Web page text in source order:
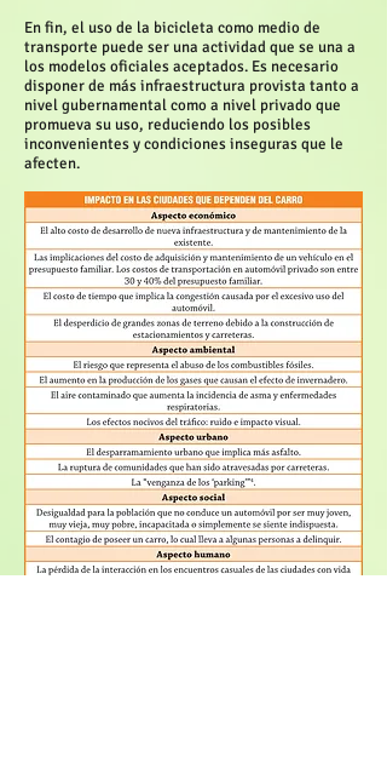
En fin, el uso de la bicicleta como medio de
transporte puede ser una actividad que se una a
los modelos oficiales aceptados. Es necesario
disponer de más infraestructura provista tanto a
nivel gubernamental como a nivel privado que
promueva su uso, reduciendo los posibles
inconvenientes y condiciones inseguras que le
afecten.